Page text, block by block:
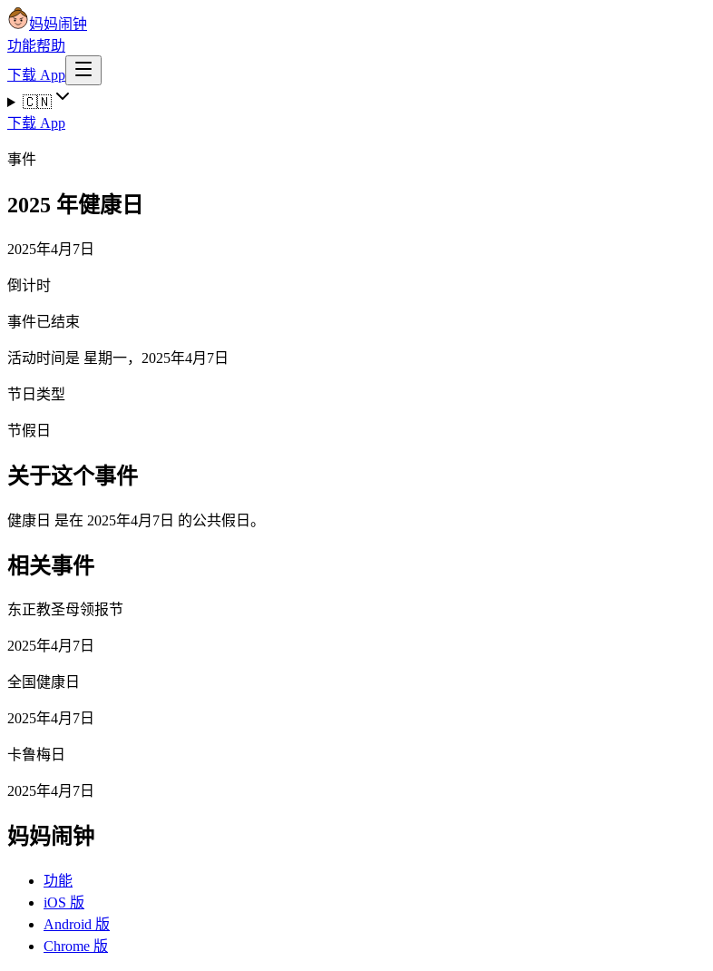
妈妈闹钟
功能帮助
下载 App
🇨🇳
下载 App
事件
2025 年健康日
2025年4月7日
倒计时
事件已结束
活动时间是 星期一，2025年4月7日
节日类型
节假日
关于这个事件
健康日 是在 2025年4月7日 的公共假日。
相关事件
东正教圣母领报节
2025年4月7日
全国健康日
2025年4月7日
卡鲁梅日
2025年4月7日
妈妈闹钟
功能
iOS 版
Android 版
Chrome 版